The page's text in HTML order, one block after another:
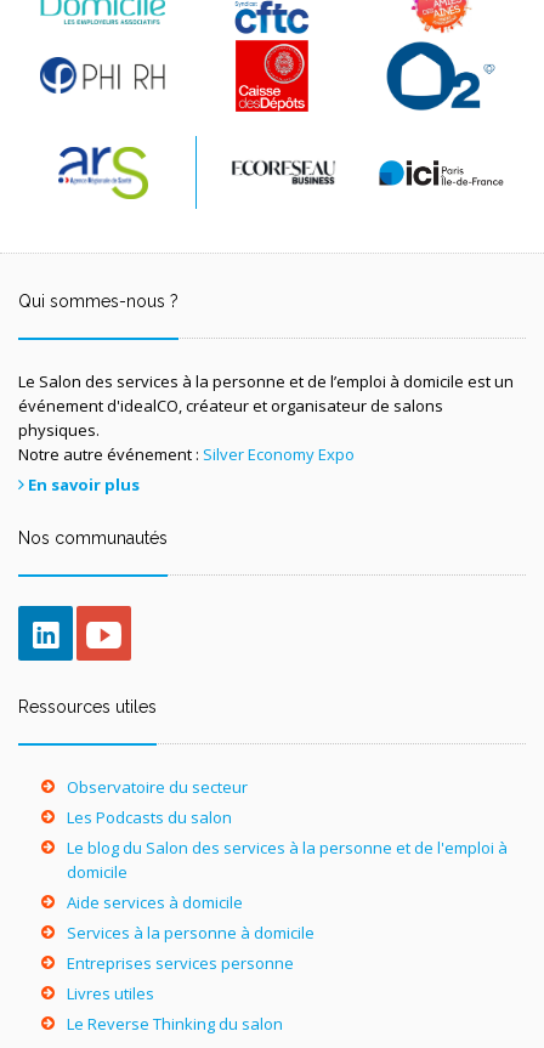
Qui sommes-nous ?
Le Salon des services à la personne et de l’emploi à domicile est un
événement d'idealCO, créateur et organisateur de salons
physiques.
Notre autre événement : Silver Economy Expo
En savoir plus
Nos communautés
Ressources utiles
Observatoire du secteur
Les Podcasts du salon
Le blog du Salon des services à la personne et de l'emploi à
domicile
Aide services à domicile
Services à la personne à domicile
Entreprises services personne
Livres utiles
Le Reverse Thinking du salon